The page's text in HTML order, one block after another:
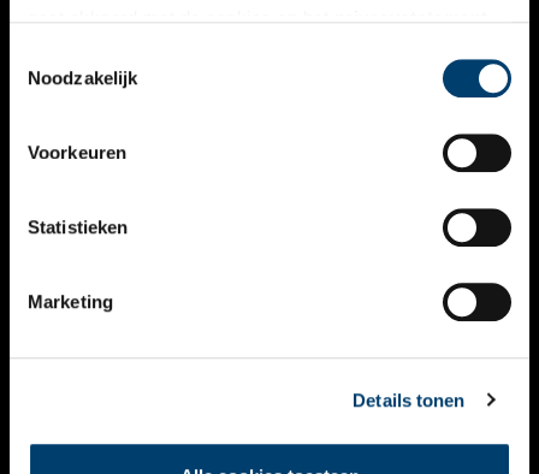
Noodzakelijk
Voorkeuren
Statistieken
Marketing
Details tonen
VERHALEN
KALENDER
THEMA’S
VIDEO’S
CONTACT